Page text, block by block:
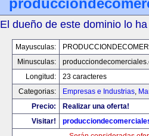
El dueño de este dominio lo
Mayusculas:
Minusculas:
Longitud:
23 caracteres
Categorias:
Empresas e Industrias,
Precio:
Realizar una oferta!
Visitar!